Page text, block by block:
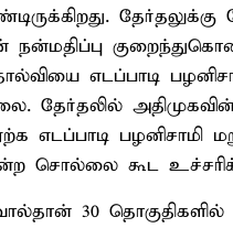
நன்மதிப்பு
எடப்பாடி
தேர்தலில்
எடப்பாடி பழனிசாமி
சொல்லை கூட
30 தொகுதிகளில்